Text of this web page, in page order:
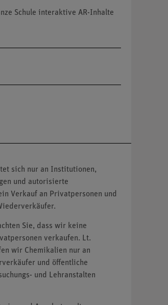
Schule interaktive AR-Inhalte
sich nur an Institutionen,
und autorisierte
Verkauf an Privatpersonen und
Sie, dass wir keine
verkaufen. Lt.
wir Chemikalien nur an
und öffentliche
und Lehranstalten